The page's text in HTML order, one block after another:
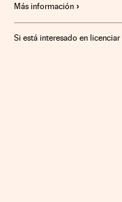
Delitos económicos
Casos judiciales
Más información
Si está interesado en